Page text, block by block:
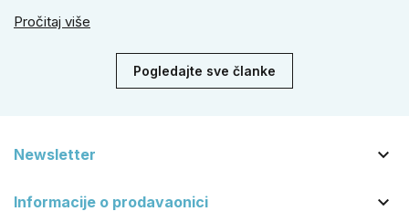
se zbog veće sigurnosti isplati odabrati kvaku s kuglom za
Pročitaj više
Pogledajte sve članke
Newsletter 
Informacije o prodavaonici 